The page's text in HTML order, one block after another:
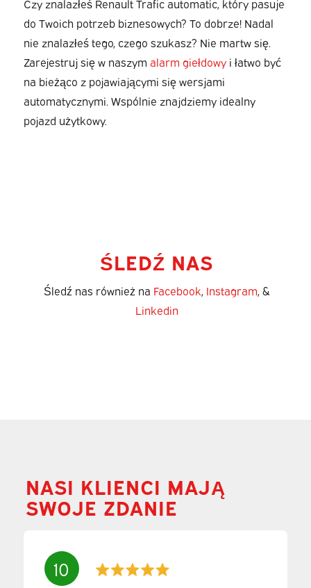
Czy znalazłeś Renault Trafic automatic, który pasuje
do Twoich potrzeb biznesowych? To dobrze! Nadal
nie znalazłeś tego, czego szukasz? Nie martw się.
Zarejestruj się w naszym alarm giełdowyi łatwo być
na bieżąco z pojawiającymi się wersjami
automatycznymi. Wspólnie znajdziemy idealny
pojazd użytkowy.
ŚLEDŹ NAS
Śledź nas również na Facebook, Instagram, &
Linkedin
NASI KLIENCI MAJĄ
SWOJE ZDANIE
10